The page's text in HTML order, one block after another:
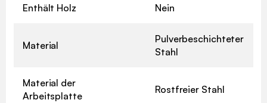
Enthält Holz Nein
Material
Pulverbeschichteter
Stahl
Material der
Arbeitsplatte
Rostfreier Stahl